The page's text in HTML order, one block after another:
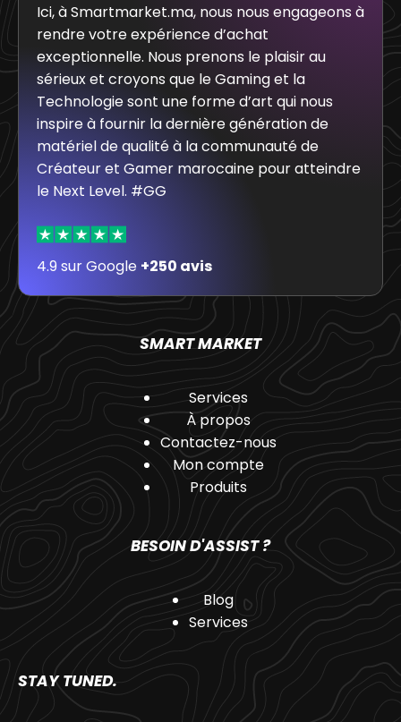
Ici, à Smartmarket.ma, nous nous engageons à
rendre votre expérience d’achat
exceptionnelle. Nous prenons le plaisir au
sérieux et croyons que le Gaming et la
Technologie sont une forme d’art qui nous
inspire à fournir la dernière génération de
matériel de qualité à la communauté de
Créateur et Gamer marocaine pour atteindre
le Next Level. #GG
4.9 sur Google +250 avis
SMART MARKET
Services
À propos
Contactez-nous
Mon compte
Produits
BESOIN D'ASSIST ?
Blog
Services
STAY TUNED.